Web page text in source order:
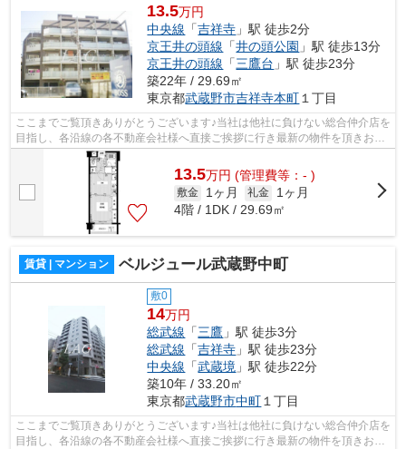
13.5万円
中央線 「吉祥寺 」駅 徒歩2分
京王井の頭線 「井の頭公園 」駅 徒歩13分
京王井の頭線 「三鷹台 」駅 徒歩23分
築22年 / 29.69㎡
東京都武蔵野市吉祥寺本町 １丁目
ここまでご覧頂きありがとうございます♪当社は他社に負けない総合仲介店を
目指し、各沿線の各不動産会社様へ直接ご挨拶に行き最新の物件を頂きお客
様へ提供しております！最新の情報は...
13.5万円 (管理費等：- )
敷金 1ヶ月 礼金
1ヶ月
4階 / 1DK / 29.69㎡
賃貸 | マンション ベルジュール武蔵野中町
敷0
14万円
総武線 「三鷹 」駅 徒歩3分
総武線 「吉祥寺 」駅 徒歩23分
中央線 「武蔵境 」駅 徒歩22分
築10年 / 33.20㎡
東京都武蔵野市中町１丁目
ここまでご覧頂きありがとうございます♪当社は他社に負けない総合仲介店を
目指し、各沿線の各不動産会社様へ直接ご挨拶に行き最新の物件を頂きお客